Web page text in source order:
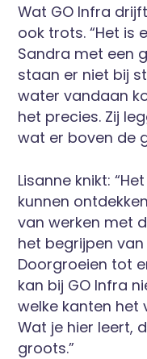
Wat GO Infra
ook trots. “Het is
Sandra met een
staan er niet bij
water vandaan
het precies. Zij
wat er boven de
Lisanne knikt:
kunnen
van werken met
het begrijpen
Doorgroeien tot
kan bij GO Infra
welke kanten het
Wat je hier leert,
groots.”